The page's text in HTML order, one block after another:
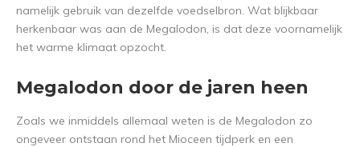
namelijk gebruik van dezelfde voedselbron. Wat blijkbaar
herkenbaar was aan de Megalodon, is dat deze voornamelijk
het warme klimaat opzocht.
Megalodon door de jaren heen
Zoals we inmiddels allemaal weten is de Megalodon zo
ongeveer ontstaan rond het Mioceen tijdperk en een